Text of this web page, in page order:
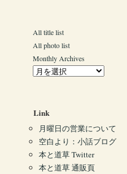
All title list
All photo list
Monthly Archives
Link
月曜日の営業について
空白より：小話ブログ
本と道草 Twitter
本と道草 通販頁